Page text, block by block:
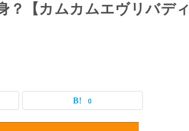
？【カムカムエヴリバディ
0